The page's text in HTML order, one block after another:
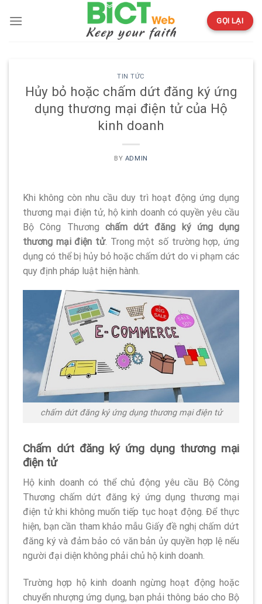
GỌI LẠI
TIN TỨC
Hủy bỏ hoặc chấm dứt đăng ký ứng
dụng thương mại điện tử của Hộ
kinh doanh
BY ADMIN
Khi không còn nhu cầu duy trì hoạt động ứng dụng
thương mại điện tử, hộ kinh doanh có quyền yêu cầu
Bộ Công Thương chấm dứt đăng ký ứng dụng
thương mại điện tử. Trong một số trường hợp, ứng
dụng có thể bị hủy bỏ hoặc chấm dứt do vi phạm các
quy định pháp luật hiện hành.
chấm dứt đăng ký ứng dụng thương mại điện tử
Chấm dứt đăng ký ứng dụng thương mại
điện tử
Hộ kinh doanh có thể chủ động yêu cầu Bộ Công
Thương chấm dứt đăng ký ứng dụng thương mại
điện tử khi không muốn tiếp tục hoạt động. Để thực
hiện, bạn cần tham khảo mẫu Giấy đề nghị chấm dứt
đăng ký và đảm bảo có văn bản ủy quyền hợp lệ nếu
người đại diện không phải chủ hộ kinh doanh.
Trường hợp hộ kinh doanh ngừng hoạt động hoặc
chuyển nhượng ứng dụng, bạn phải thông báo cho Bộ